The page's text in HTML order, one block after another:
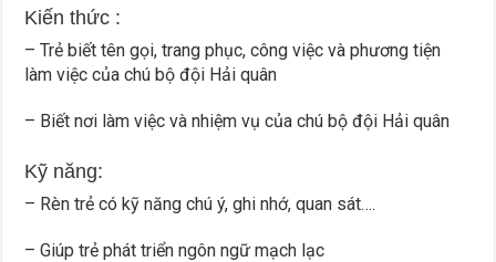
Kiến thức :
– Trẻ biết tên gọi, trang phục, công việc và phương tiện
làm việc của chú bộ đội Hải quân
– Biết nơi làm việc và nhiệm vụ của chú bộ đội Hải quân
Kỹ năng:
– Rèn trẻ có kỹ năng chú ý, ghi nhớ, quan sát….
– Giúp trẻ phát triển ngôn ngữ mạch lạc